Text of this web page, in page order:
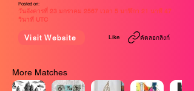
Posted on:
วันอังคารที่ 23 มกราคม 2567 เวลา 5 นาฬิกา 21 นาที 47
วินาที UTC
Visit Website Like คัดลอกลิงก์
More Matches